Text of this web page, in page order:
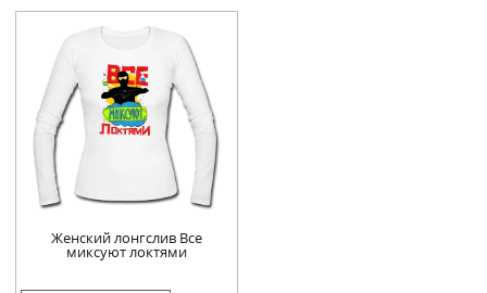
Женский лонгслив Все
миксуют локтями